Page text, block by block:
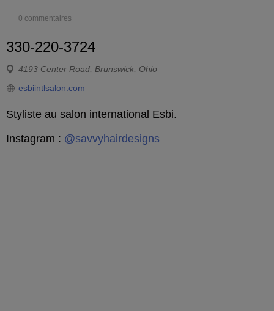
0 commentaires
330-220-3724
4193 Center Road, Brunswick, Ohio
esbiintlsalon.com
Styliste au salon international Esbi.
Instagram : @savvyhairdesigns